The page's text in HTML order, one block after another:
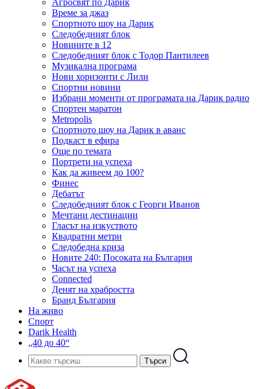
Агросвят по Дарик
Време за джаз
Спортното шоу на Дарик
Следобедният блок
Новините в 12
Следобедният блок с Тодор Пантилеев
Музикална програма
Нови хоризонти с Лили
Спортни новини
Избрани моменти от програмата на Дарик радио
Спортен маратон
Metropolis
Спортното шоу на Дарик в аванс
Подкаст в ефира
Още по темата
Портрети на успеха
Как да живеем до 100?
Финес
Дебатът
Следобедният блок с Георги Иванов
Мечтани дестинации
Гласът на изкуството
Квадратни метри
Следобедна криза
Новите 240: Посоката на България
Часът на успеха
Connected
Денят на храбростта
Бранд България
На живо
Спорт
Darik Health
„40 до 40“